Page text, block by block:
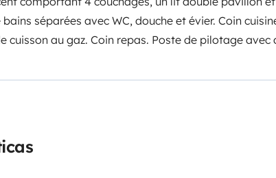
séparées avec WC, douche et évier. Coin
cuisson au gaz. Coin repas. Poste de pilotage avec
caméra de recul.